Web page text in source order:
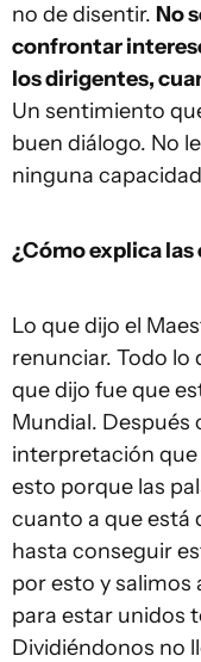
no de disentir. No
confrontar
los dirigentes,
Un sentimiento
buen diálogo. No
ninguna
¿Cómo explica las
Lo que dijo el
renunciar. Todo lo
que dijo fue que
Mundial. Después
interpretación
esto porque las
cuanto a que está
hasta conseguir
por esto y salimos
para estar unidos
Dividiéndonos no